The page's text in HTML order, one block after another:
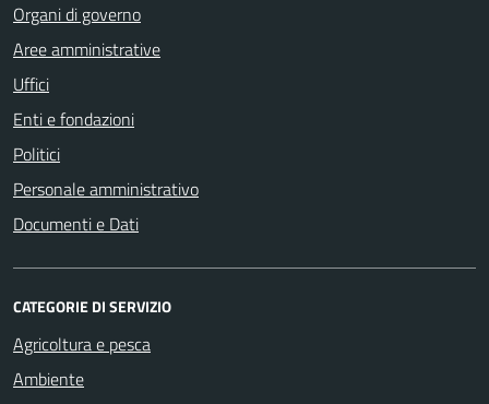
Organi di governo
Aree amministrative
Uffici
Enti e fondazioni
Politici
Personale amministrativo
Documenti e Dati
CATEGORIE DI SERVIZIO
Agricoltura e pesca
Ambiente